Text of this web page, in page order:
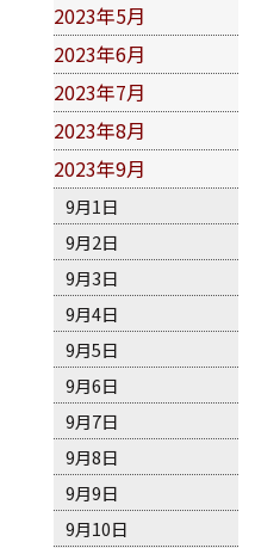
2023年5月
2023年6月
2023年7月
2023年8月
2023年9月
9月1日
9月2日
9月3日
9月4日
9月5日
9月6日
9月7日
9月8日
9月9日
9月10日